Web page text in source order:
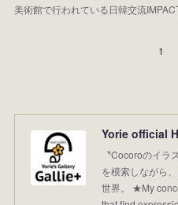
美術館で行われている日韓交流
1
Yorie official
〝Cocoroのイラ
を模索しながら
世界。 ★My